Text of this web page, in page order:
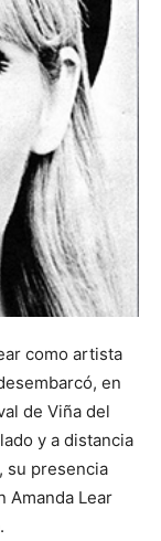
como artista
en
de Viña del
y a distancia
su presencia
Amanda Lear